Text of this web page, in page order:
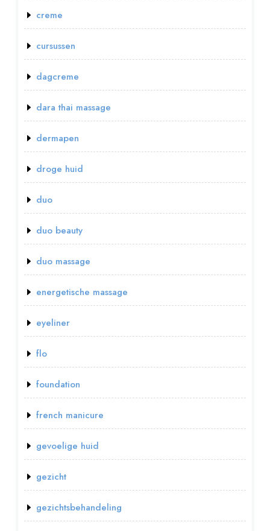
creme
cursussen
dagcreme
dara thai massage
dermapen
droge huid
duo
duo beauty
duo massage
energetische massage
eyeliner
flo
foundation
french manicure
gevoelige huid
gezicht
gezichtsbehandeling